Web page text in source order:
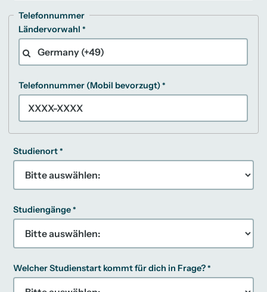
Telefonnummer
Ländervorwahl
Telefonnummer (Mobil bevorzugt)
Studienort
Studiengänge
Welcher Studienstart kommt für dich in Frage?